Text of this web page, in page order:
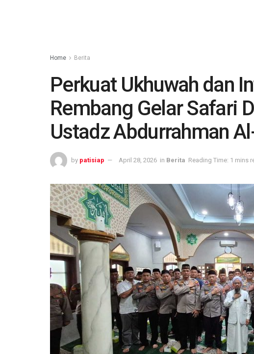
Home Berita
Perkuat Ukhuwah dan
Rembang Gelar Safari
Ustadz Abdurrahman
by patisiap April 28, 2026 in Berita Reading Time: 1 mins